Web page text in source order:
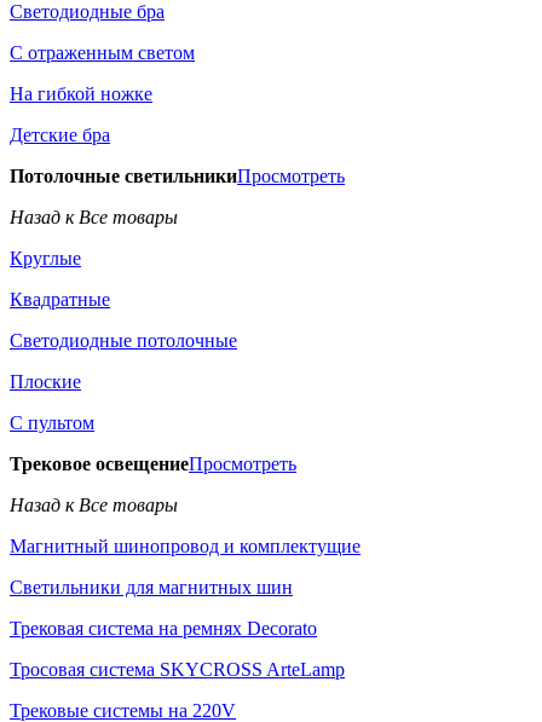
Светодиодные бра
С отраженным светом
На гибкой ножке
Детские бра
Потолочные светильникиПросмотреть
Назад к Все товары
Круглые
Квадратные
Светодиодные потолочные
Плоские
С пультом
Трековое освещениеПросмотреть
Назад к Все товары
Магнитный шинопровод и комплектущие
Светильники для магнитных шин
Трековая система на ремнях Decorato
Тросовая система SKYCROSS ArteLamp
Трековые системы на 220V